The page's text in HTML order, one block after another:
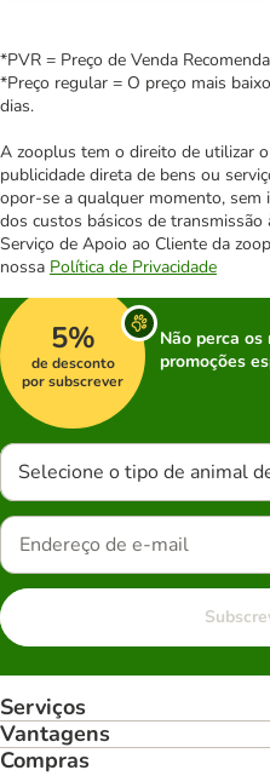
*PVR = Preço de Venda
*Preço regular = O preço mais
dias.
A zooplus tem o direito de utilizar
publicidade direta de bens ou
opor-se a qualquer momento, sem
dos custos básicos de
Serviço de Apoio ao Cliente da
nossa Política de Privacidade
5%
de desconto
por subscrever
Não perca
promoções
Selecione o tipo de animal
Serviços
Vantagens
Compras